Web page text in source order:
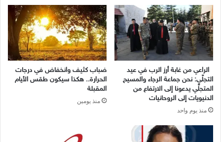
الراعي من غابة أرز الرب في عيد
التجلّي: نحن جماعة الرجاء والمسيح
المتجلّي يدعونا إلى الارتفاع من
الدنيويات إلى الروحانيات
منذ يوم واحد
ضباب كثيف وانخفاض في درجات
الحرارة.. هكذا سيكون طقس الأيام
المقبلة
منذ يومين